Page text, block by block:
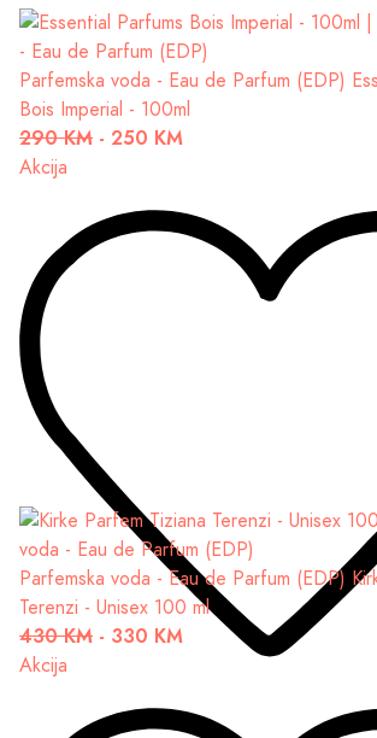
Parfemska voda - Eau de Parfum (EDP)
Bois Imperial - 100ml
290 KM - 250 KM
Akcija
Parfemska voda - Eau de Parfum (EDP)
Terenzi - Unisex 100 ml
430 KM - 330 KM
Akcija